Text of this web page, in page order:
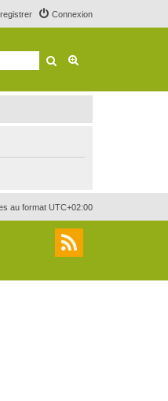
Connexion
Rechercher
au format UTC+02:00